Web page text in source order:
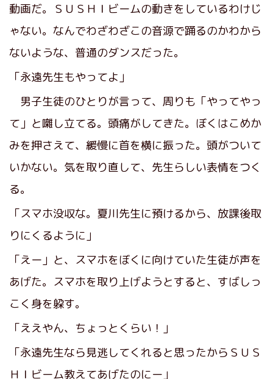
動画だ。ＳＵＳＨＩビームの動きをしているわけじ
ゃない。なんでわざわざこの音源で踊るのかわから
ないような、普通のダンスだった。
「永遠先生もやってよ」
男子生徒のひとりが言って、周りも「やってやっ
て」と囃し立てる。頭痛がしてきた。ぼくはこめか
みを押さえて、緩慢に首を横に振った。頭がついて
いかない。気を取り直して、先生らしい表情をつく
る。
「スマホ没収な。夏川先生に預けるから、放課後取
りにくるように」
「えー」と、スマホをぼくに向けていた生徒が声を
あげた。スマホを取り上げようとすると、すばしっ
こく身を躱す。
「ええやん、ちょっとくらい！」
「永遠先生なら見逃してくれると思ったからＳＵＳ
ＨＩビーム教えてあげたのにー」